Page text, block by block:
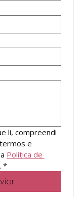
li, compreendi
e
Política de
. *